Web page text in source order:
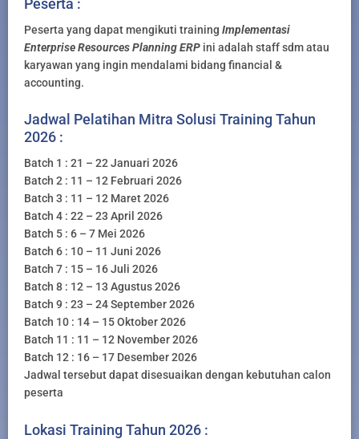
Peserta :
Peserta yang dapat mengikuti training Implementasi
Enterprise Resources Planning ERP ini adalah staff sdm atau
karyawan yang ingin mendalami bidang financial &
accounting.
Jadwal Pelatihan Mitra Solusi Training Tahun
2026 :
Batch 1 : 21 – 22 Januari 2026
Batch 2 : 11 – 12 Februari 2026
Batch 3 : 11 – 12 Maret 2026
Batch 4 : 22 – 23 April 2026
Batch 5 : 6 – 7 Mei 2026
Batch 6 : 10 – 11 Juni 2026
Batch 7 : 15 – 16 Juli 2026
Batch 8 : 12 – 13 Agustus 2026
Batch 9 : 23 – 24 September 2026
Batch 10 : 14 – 15 Oktober 2026
Batch 11 : 11 – 12 November 2026
Batch 12 : 16 – 17 Desember 2026
Jadwal tersebut dapat disesuaikan dengan kebutuhan calon
peserta
Lokasi Training Tahun 2026 :